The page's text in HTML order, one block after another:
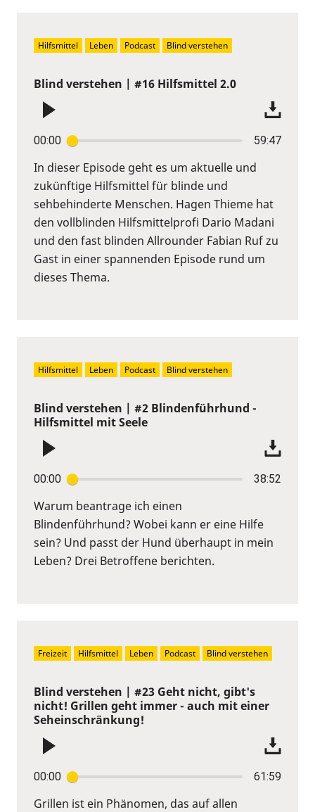
Blind verstehen | #16 Hilfsmittel 2.0
00:00 59:47
In dieser Episode geht es um aktuelle und
zukünftige Hilfsmittel für blinde und
sehbehinderte Menschen. Hagen Thieme hat
den vollblinden Hilfsmittelprofi Dario Madani
und den fast blinden Allrounder Fabian Ruf zu
Gast in einer spannenden Episode rund um
dieses Thema.
Hilfsmittel Leben Podcast Blind verstehen
Blind verstehen | #2 Blindenführhund -
Hilfsmittel mit Seele
00:00 38:52
Warum beantrage ich einen
Blindenführhund? Wobei kann er eine Hilfe
sein? Und passt der Hund überhaupt in mein
Leben? Drei Betroffene berichten.
Hilfsmittel Leben Podcast Blind verstehen
Blind verstehen | #23 Geht nicht, gibt's
nicht! Grillen geht immer - auch mit einer
Seheinschränkung!
00:00 61:59
Grillen ist ein Phänomen, das auf allen
Freizeit Hilfsmittel Leben Podcast Blind verstehen